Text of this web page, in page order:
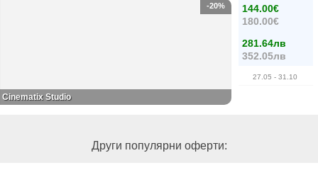
144.00€
180.00€
281.64лв
352.05лв
27.05 - 31.10
-20%
Cinematix Studio
Други популярни оферти: